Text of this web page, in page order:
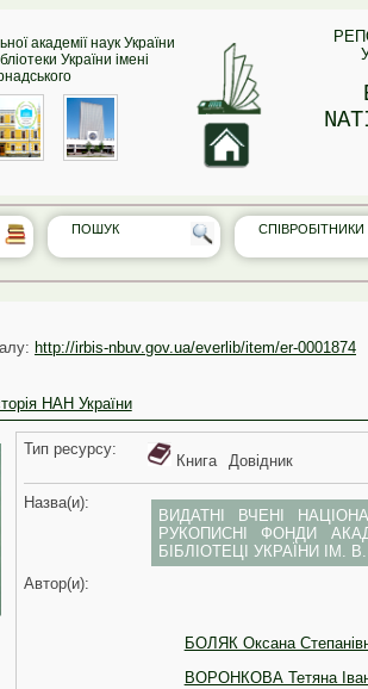
академії наук України
України імені
ПОШУК СПІВРО‎БІТНИКИ
http://irbis-nbuv.gov.ua/everlib/item/er-0001874
НАН України
Тип реcурсу:
Книга Довідник
Назва(и):
ВИДАТНІ ВЧЕНІ
РУКОПИСНІ ФОНДИ
БІБЛІОТЕЦІ УКРАЇНИ ІМ.
Автор(и):
БОЛЯК Оксана
ВОРОНКОВА Тетяна